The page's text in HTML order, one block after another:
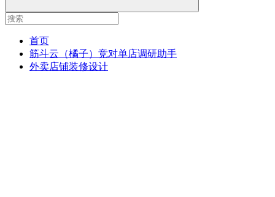
首页
筋斗云（橘子）竞对单店调研助手
外卖店铺装修设计